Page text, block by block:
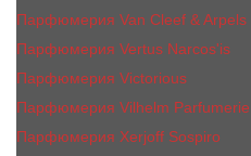
Парфюмерия Van Cleef & Arpels
Парфюмерия Vertus Narcos'is
Парфюмерия Victorious
Парфюмерия Vilhelm Parfumerie
Парфюмерия Xerjoff Sospiro